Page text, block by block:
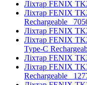
Ліхтар FENIX
Ліхтар FENIX
Rechargeable
Ліхтар FENIX
Ліхтар FENIX
Type-C
Ліхтар FENIX
Ліхтар FENIX
Rechargeable